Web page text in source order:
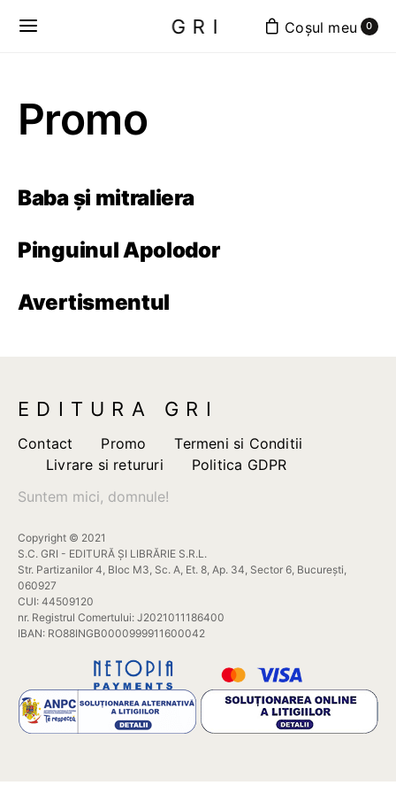
GRI 0
Promo
Baba și mitraliera
Pinguinul Apolodor
Avertismentul
EDITURA GRI
Contact Promo
Termeni si Conditii
Livrare si retururi
Politica GDPR
Suntem mici, domnule!
Copyright © 2021
S.C. GRI - EDITURĂ ȘI LIBRĂRIE S.R.L.
Str. Partizanilor 4, Bloc M3, Sc. A, Et. 8, Ap. 34, Sector 6, București,
060927
CUI: 44509120
nr. Registrul Comertului: J2021011186400
IBAN: RO88INGB0000999911600042